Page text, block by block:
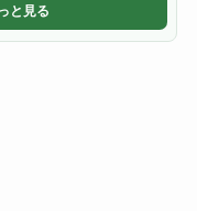
と見る